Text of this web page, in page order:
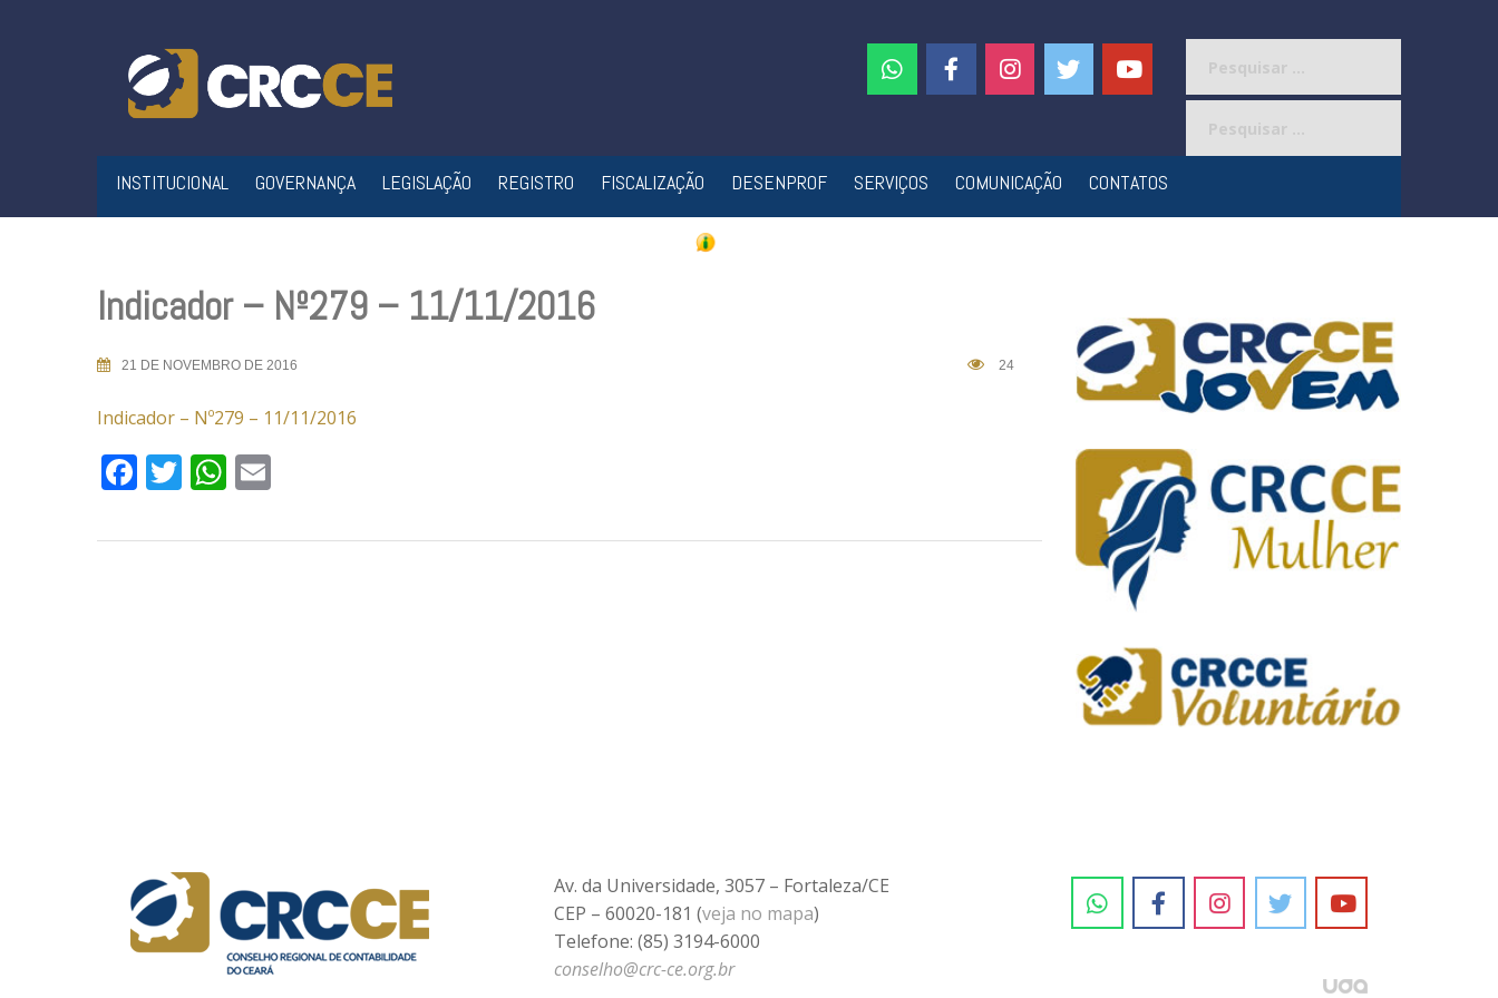
INSTITUCIONAL GOVERNANÇA LEGISLAÇÃO REGISTRO FISCALIZAÇÃO DESENPROF SERVIÇOS COMUNICAÇÃO CONTATOS
Indicador – Nº279 – 11/11/2016
21 DE NOVEMBRO DE 2016 24
Indicador – Nº279 – 11/11/2016
Facebook
TwitterWhatsApp
Av. da Universidade, 3057 – Fortaleza/CE
CEP – 60020-181 (veja no mapa)
Telefone: (85) 3194-6000
conselho@crc-ce.org.br